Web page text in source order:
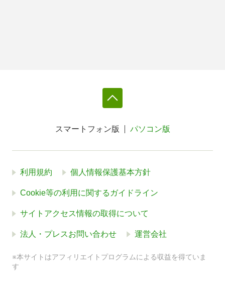
スマートフォン版 パソコン版
利用規約 個人情報保護基本方針
Cookie等の利用に関するガイドライン
サイトアクセス情報の取得について
法人・プレスお問い合わせ 運営会社
※本サイトはアフィリエイトプログラムによる収益を得ていま
す